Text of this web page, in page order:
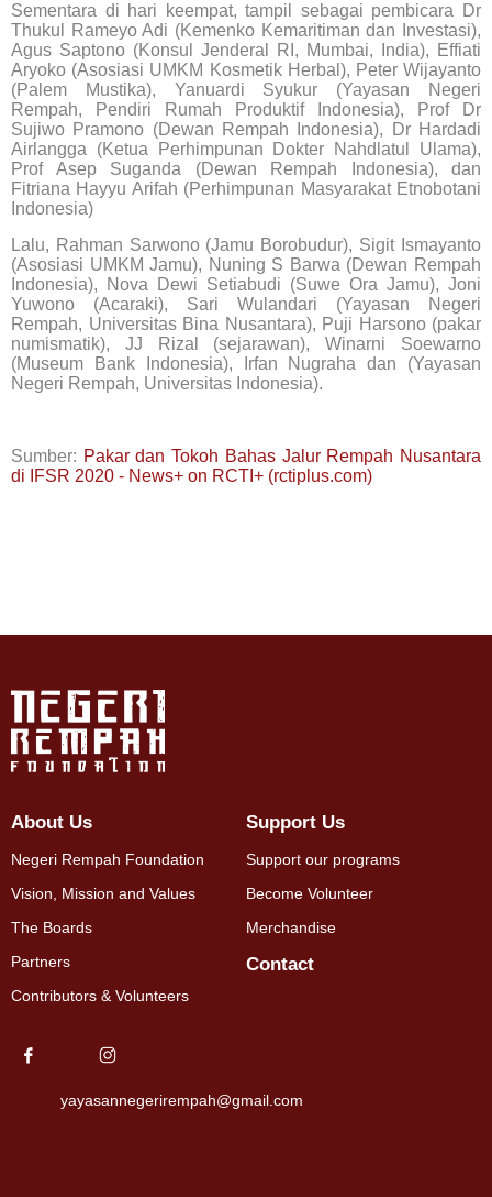
Sementara di hari keempat, tampil sebagai pembicara Dr
Thukul Rameyo Adi (Kemenko Kemaritiman dan Investasi),
Agus Saptono (Konsul Jenderal RI, Mumbai, India), Effiati
Aryoko (Asosiasi UMKM Kosmetik Herbal), Peter Wijayanto
(Palem Mustika), Yanuardi Syukur (Yayasan Negeri
Rempah, Pendiri Rumah Produktif Indonesia), Prof Dr
Sujiwo Pramono (Dewan Rempah Indonesia), Dr Hardadi
Airlangga (Ketua Perhimpunan Dokter Nahdlatul Ulama),
Prof Asep Suganda (Dewan Rempah Indonesia), dan
Fitriana Hayyu Arifah (Perhimpunan Masyarakat Etnobotani
Indonesia)
Lalu, Rahman Sarwono (Jamu Borobudur), Sigit Ismayanto
(Asosiasi UMKM Jamu), Nuning S Barwa (Dewan Rempah
Indonesia), Nova Dewi Setiabudi (Suwe Ora Jamu), Joni
Yuwono (Acaraki), Sari Wulandari (Yayasan Negeri
Rempah, Universitas Bina Nusantara), Puji Harsono (pakar
numismatik), JJ Rizal (sejarawan), Winarni Soewarno
(Museum Bank Indonesia), Irfan Nugraha dan (Yayasan
Negeri Rempah, Universitas Indonesia).
Sumber: Pakar dan Tokoh Bahas Jalur Rempah Nusantara
di IFSR 2020 - News+ on RCTI+ (rctiplus.com)
About Us
Negeri Rempah Foundation
Vision, Mission and Values
The Boards
Partners
Contributors & Volunteers
Support Us
Support our programs
Become Volunteer
Merchandise
Contact
yayasannegerirempah@gmail.com